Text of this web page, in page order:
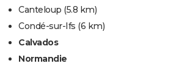
Canteloup (5.8 km)
Condé-sur-Ifs (6 km)
Calvados
Normandie